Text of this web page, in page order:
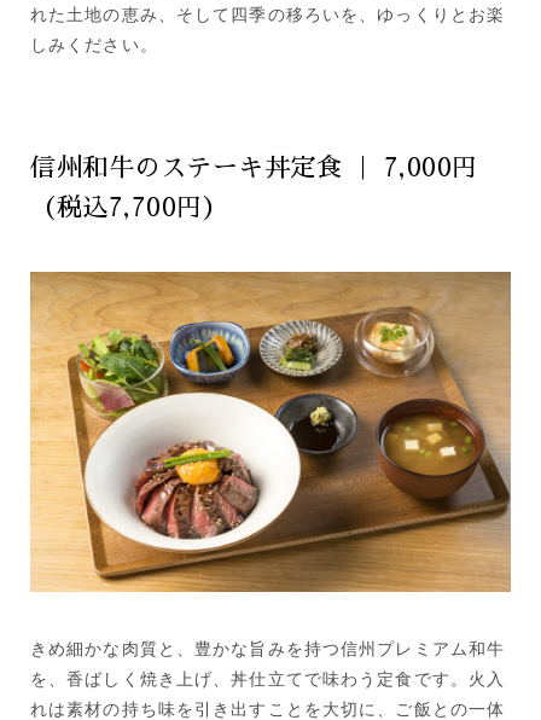
れた土地の恵み、そして四季の移ろいを、ゆっくりとお楽
しみください。
信州和牛のステーキ丼定食 ｜ 7,000円
（税込7,700円）
きめ細かな肉質と、豊かな旨みを持つ信州プレミアム和牛
を、香ばしく焼き上げ、丼仕立てで味わう定食です。火入
れは素材の持ち味を引き出すことを大切に、ご飯との一体